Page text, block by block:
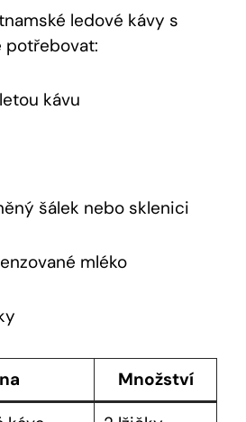
ledové kávy s
potřebovat:
kávu
šálek nebo sklenici
mléko
Množství